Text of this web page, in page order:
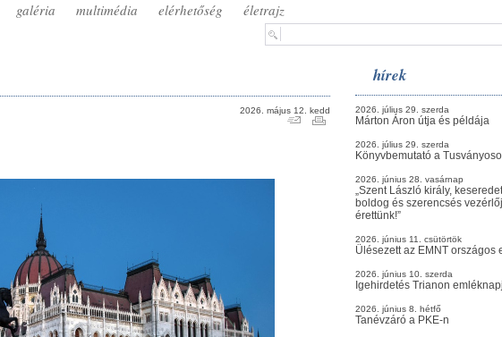
galéria multimédia elérhetőség életrajz
2026. május 12. kedd
hírek
2026. július 29. szerda
Márton Áron útja és példája
2026. július 29. szerda
Könyvbemutató a
2026. június 28. vasárnap
„Szent László király,
boldog és szerencsés
érettünk!”
2026. június 11. csütörtök
Ülésezett az EMNT országos
2026. június 10. szerda
Igehirdetés Trianon
2026. június 8. hétfő
Tanévzáró a PKE-n